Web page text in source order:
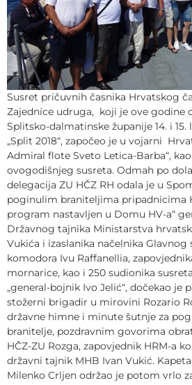
Susret pričuvnih časnika Hrvatskog
Zajednice udruga, koji je ove godine
Splitsko-dalmatinske županije 14. i
„Split 2018“, započeo je u vojarni
Admiral flote Sveto Letica-Barba“,
ovogodišnjeg susreta. Odmah po
delegacija ZU HČZ RH odala je u
poginulim braniteljima pripadnicima
program nastavljen u Domu HV-a“
Državnog tajnika Ministarstva
Vukića i izaslanika načelnika Glavnog
komodora Ivu Raffanellia,
mornarice, kao i 250 sudionika
„general-bojnik Ivo Jelić“, dočekao je
stožerni brigadir u mirovini Rozario
državne himne i minute šutnje za
branitelje, pozdravnim govorima
HČZ-ZU Rozga, zapovjednik HRM-a
državni tajnik MHB Ivan Vukić.
Milenko Crljen održao je potom vrlo